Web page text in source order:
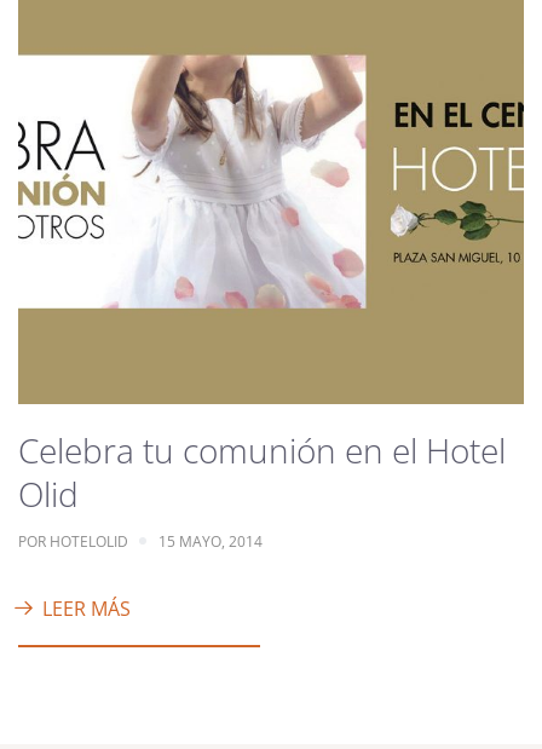
Celebra tu comunión en el Hotel
Olid
POR HOTELOLID 15 MAYO, 2014
LEER MÁS